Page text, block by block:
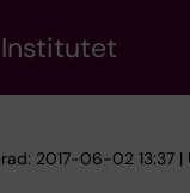
2017-06-02 13:37